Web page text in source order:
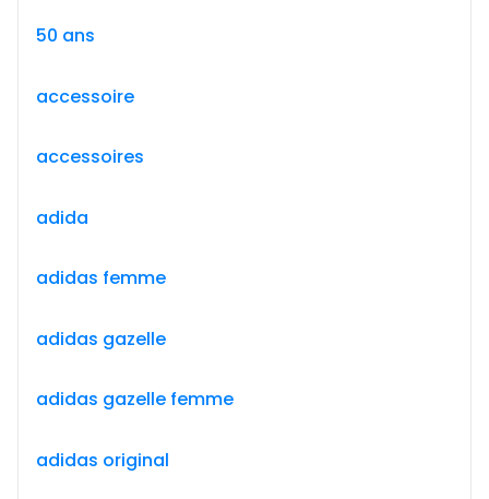
50 ans
accessoire
accessoires
adida
adidas femme
adidas gazelle
adidas gazelle femme
adidas original